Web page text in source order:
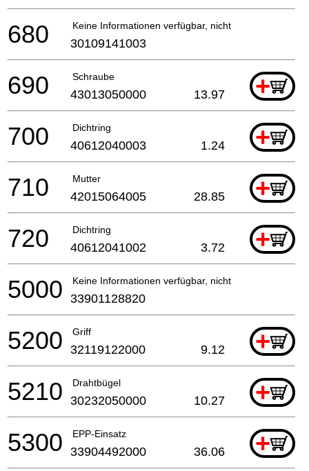
Keine Informationen verfügbar, nicht bestellbar
680 30109141003
Schraube +
690 43013050000 13.97
Dichtring +
700 40612040003 1.24
Mutter +
710 42015064005 28.85
Dichtring +
720 40612041002 3.72
Keine Informationen verfügbar, nicht bestellbar
5000 33901128820
Griff +
5200 32119122000 9.12
Drahtbügel +
5210 30232050000 10.27
EPP-Einsatz +
5300 33904492000 36.06